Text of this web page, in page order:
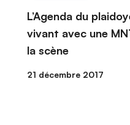
L’Agenda du
vivant avec une
la scène
21 décembre 2017